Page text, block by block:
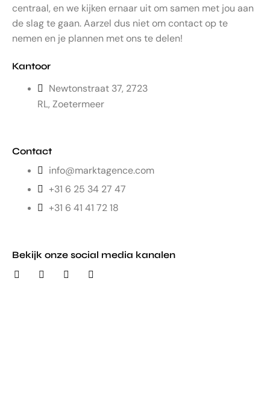
centraal, en we kijken ernaar uit om samen met jou aan
de slag te gaan. Aarzel dus niet om contact op te
nemen en je plannen met ons te delen!
Kantoor
Newtonstraat 37, 2723
RL, Zoetermeer
Contact
info@marktagence.com
+31 6 25 34 27 47
+31 6 41 41 72 18
Bekijk onze social media kanalen